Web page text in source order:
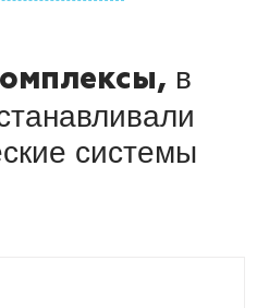
в
системы